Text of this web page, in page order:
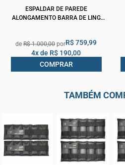
ESPALDAR DE PAREDE
ALONGAMENTO BARRA DE LING
R$ 1.000,00
R$ 759,99
4x de R$ 190,00
COMPRAR
TAMBÉM